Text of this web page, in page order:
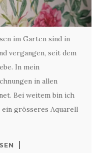
im Garten sind in
vergangen, seit dem
In mein
in allen
Bei weitem bin ich
ein grösseres Aquarell